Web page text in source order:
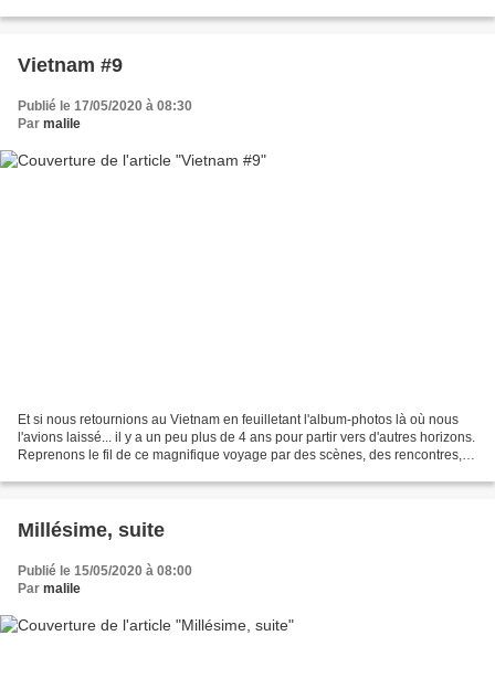
Vietnam #9
Publié le 17/05/2020 à 08:30
Par malile
Et si nous retournions au Vietnam en feuilletant l'album-photos là où nous
l'avions laissé... il y a un peu plus de 4 ans pour partir vers d'autres horizons.
Reprenons le fil de ce magnifique voyage par des scènes, des rencontres,
Millésime, suite
Publié le 15/05/2020 à 08:00
Par malile